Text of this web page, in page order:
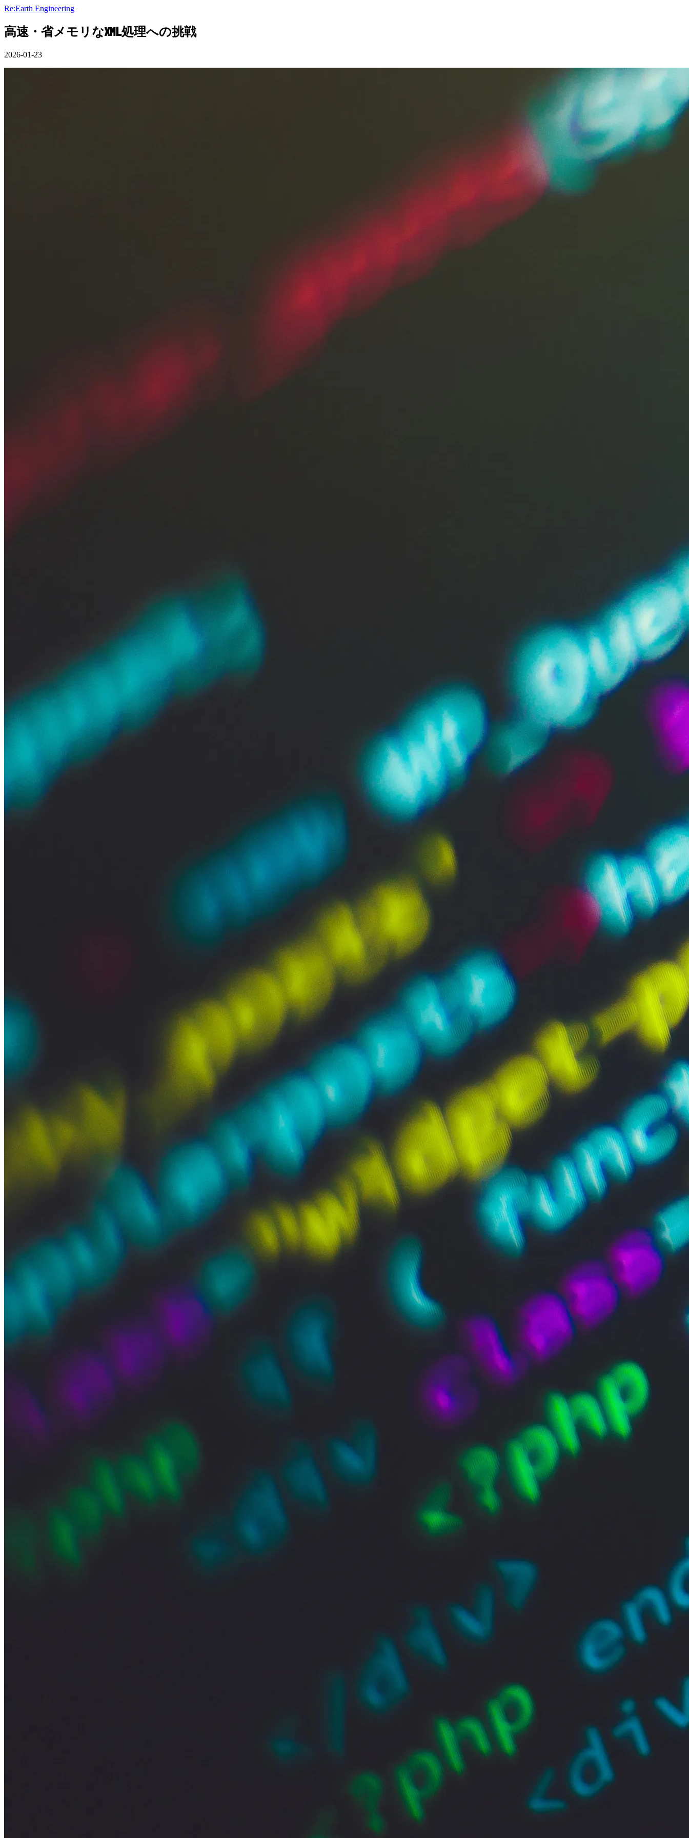
Re:Earth Engineering
高速・省メモリなXML処理への挑戦
2026-01-23